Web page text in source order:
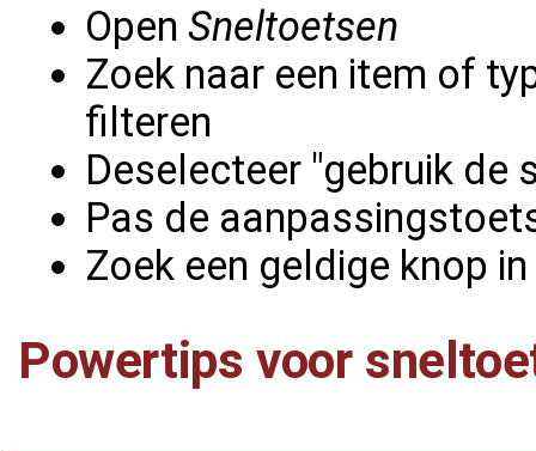
Open Sneltoetsen
Zoek naar een item of
filteren
Deselecteer "gebruik de
Pas de
Zoek een geldige knop
Powertips voor